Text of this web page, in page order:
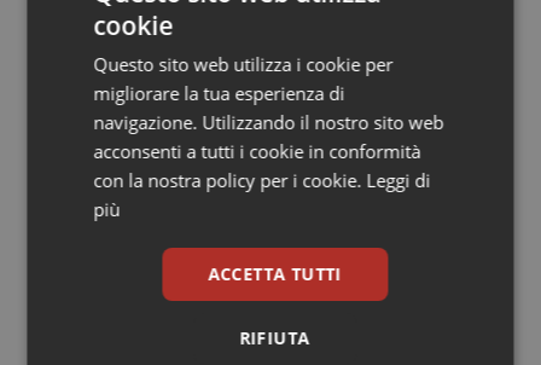
Psoriasi & pelle
Quotidiano Cardiologia
Quotidiano Chirurgia
Quotidiano Oncologia
Quotidiano Pediatria
Rene & patologie urogenitali
Articoli correlati:
Allergie. Troppe autodiagnosi sbagliate e così un
paziente su due non è soddisfatto della terapia.
Ecco i consigli degli allergologi. A colloquio col
professor Canonica, neopresidente Siaaic
© Riproduzione riservata
cookie
Questo sito web utilizza i cookie per
migliorare la tua esperienza di
navigazione. Utilizzando il nostro sito web
acconsenti a tutti i cookie in conformità
con la nostra policy per i cookie. Leggi di
più
ACCETTA TUTTI
RIFIUTA